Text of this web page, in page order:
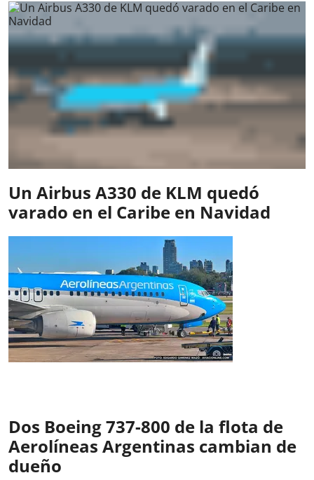
Un Airbus A330 de KLM quedó
varado en el Caribe en Navidad
Dos Boeing 737-800 de la flota de
Aerolíneas Argentinas cambian de
dueño